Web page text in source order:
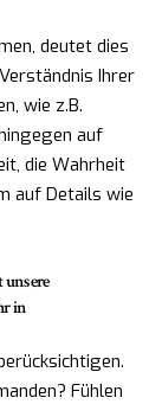
deutet dies
Ihrer
wie z.B.
auf
die Wahrheit
auf Details wie
unsere
in
Fühlen